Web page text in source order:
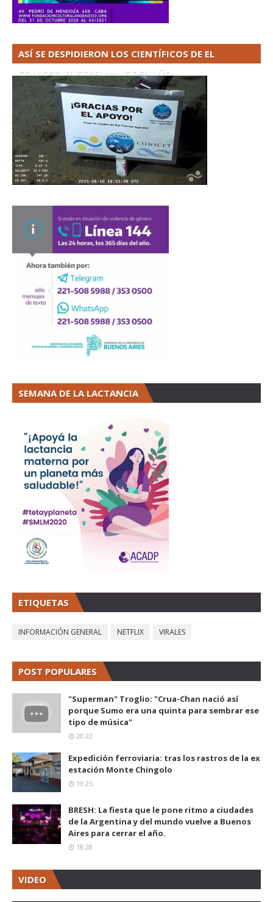
ASÍ SE DESPIDIERON LOS CIENTÍFICOS DE EL
CONICET. EL STREAMING DEL AÑO
SEMANA DE LA LACTANCIA
ETIQUETAS
INFORMACIÓN GENERAL NETFLIX VIRALES
POST POPULARES
"Superman" Troglio: "Crua-Chan nació así
porque Sumo era una quinta para sembrar ese
tipo de música"
20:22
Expedición ferroviaria: tras los rastros de la ex
estación Monte Chingolo
19:25
BRESH: La fiesta que le pone ritmo a ciudades
de la Argentina y del mundo vuelve a Buenos
Aires para cerrar el año.
18:28
VIDEO